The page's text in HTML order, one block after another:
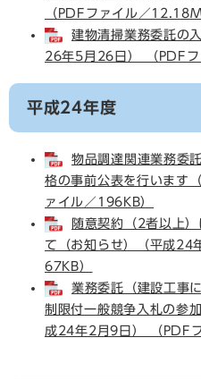
（PDFファイル／
建物清掃業務委託の
26年5月26日） （PDFフ
平成24年度
物品調達関連業務委
格の事前公表を行います
ァイル／196KB）
随意契約（2者以上
て（お知らせ）（平成24
67KB）
業務委託（建設工事
制限付一般競争入札の参
成24年2月9日） （PDF